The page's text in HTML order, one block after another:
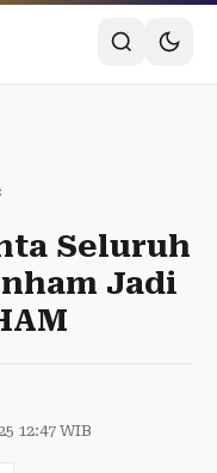
Seluruh
Jadi
12:47 WIB